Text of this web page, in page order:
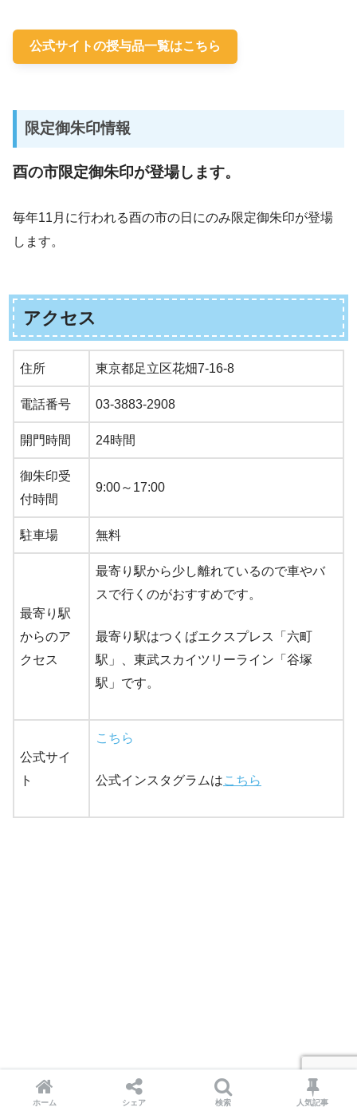
公式サイトの授与品一覧はこちら
限定御朱印情報
酉の市限定御朱印が登場します。
毎年11月に行われる酉の市の日にのみ限定御朱印が登場
します。
アクセス
住所 東京都足立区花畑7-16-8
電話番号 03-3883-2908
開門時間 24時間
御朱印受
付時間
9:00～17:00
駐車場 無料
最寄り駅
からのア
クセス
最寄り駅から少し離れているので車やバ
スで行くのがおすすめです。
最寄り駅はつくばエクスプレス「六町
駅」、東武スカイツリーライン「谷塚
駅」です。
公式サイ
ト
こちら
公式インスタグラムはこちら
ホーム シェア 検索 人気記事